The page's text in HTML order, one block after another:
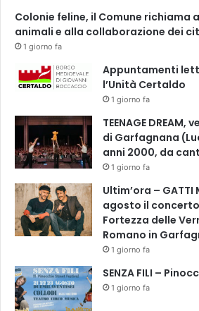
s
a
o
s
c
o
V
e
e
1
9
e
Colonie feline, il Comune richiama
animali e alla collaborazione dei
1 giorno fa
Appuntamenti
l’Unità Certaldo
1 giorno fa
TEENAGE
di Garfagnana
anni 2000, da
1 giorno fa
Ultim’ora – GATTI
agosto il
Fortezza delle
Romano in
1 giorno fa
SENZA FILI –
1 giorno fa